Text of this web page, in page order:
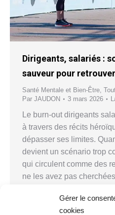
Gérer le
cookies
Dirigeants, salariés :
sauveur pour
Santé Mentale et Bien-Être
Par JAUDON 3 mars 2026
Le burn-out dirigeants
à travers des récits
dépasser ses limites.
devient un scénario trop
qui circulent comme des
ne les avez pas